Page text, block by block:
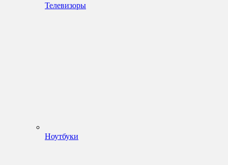
Телевизоры
Ноутбуки